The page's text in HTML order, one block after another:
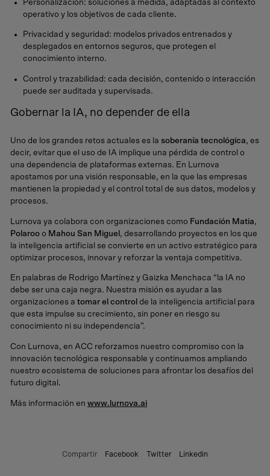
Personalización: soluciones a medida, adaptadas al contexto
operativo y los objetivos de cada cliente.
Privacidad y seguridad: modelos privados entrenados y
desplegados en entornos seguros, que protegen el
conocimiento interno.
Control y trazabilidad: cada decisión, contenido o interacción
puede ser auditada y supervisada.
Gobernar la IA, no depender de ella
Uno de los grandes retos actuales es la soberanía tecnológica, es
decir, evitar que el uso de IA implique una pérdida de control o
una dependencia de plataformas externas. En Lurnova
apostamos por una visión responsable, en la que las empresas
mantienen la propiedad y el control total de sus datos, modelos y
procesos.
Lurnova ya colabora con organizaciones como Fundación Matia,
Polaroo o Mahou San Miguel , desarrollando proyectos en los que
la inteligencia artificial se convierte en un activo estratégico para
optimizar procesos, innovar y reforzar la ventaja competitiva.
En palabras de Rodrigo Martínez y Gaizka Menchaca “la IA no
debe ser una caja negra. Nuestra misión es ayudar a las
organizaciones a tomar el control de la inteligencia artificial para
que esta impulse su crecimiento, sin poner en riesgo su
conocimiento ni su independencia”.
Con Lurnova, en ACC reforzamos nuestro compromiso con la
innovación tecnológica responsable y continuamos ampliando
nuestro ecosistema de soluciones para afrontar los desafíos del
futuro digital.
Más información en www.lurnova.ai
Compartir Facebook Twitter Linkedin